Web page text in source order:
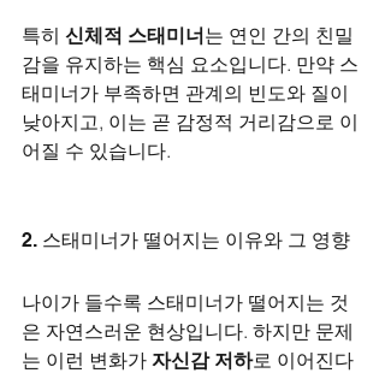
특히 신체적 스태미너는 연인 간의 친밀
감을 유지하는 핵심 요소입니다. 만약 스
태미너가 부족하면 관계의 빈도와 질이
낮아지고, 이는 곧 감정적 거리감으로 이
어질 수 있습니다.
2. 스태미너가 떨어지는 이유와 그 영향
나이가 들수록 스태미너가 떨어지는 것
은 자연스러운 현상입니다. 하지만 문제
는 이런 변화가 자신감 저하로 이어진다